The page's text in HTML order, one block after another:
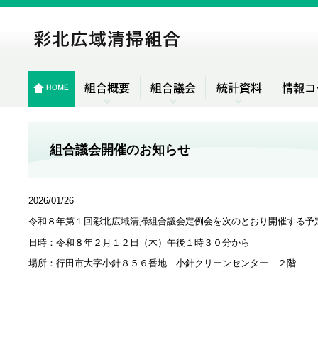
組合議会開催のお知らせ
2026/01/26
令和８年第１回彩北広域清掃組合議会定例会を次のとおり開催する予
日時：令和８年２月１２日（木）午後１時３０分から
場所：行田市大字小針８５６番地 小針クリーンセンター ２階